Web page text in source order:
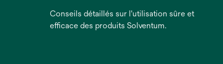
Conseils détaillés sur l'utilisation sûre et
efficace des produits Solventum.